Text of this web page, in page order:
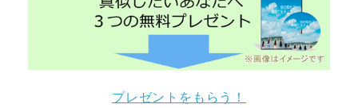
プレゼントをもらう！